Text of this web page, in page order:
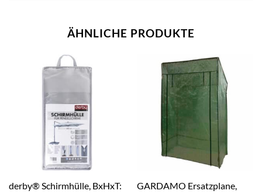
ÄHNLICHE PRODUKTE
derby® Schirmhülle, BxHxT:
GARDAMO Ersatzplane,